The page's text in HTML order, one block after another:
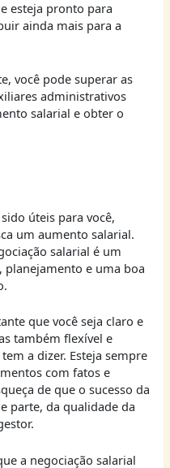
esteja pronto para
ainda mais para a
você pode superar as
administrativos
salarial e obter o
úteis para você,
um aumento salarial.
salarial é um
planejamento e uma boa
que você seja claro e
também flexível e
a dizer. Esteja sempre
com fatos e
de que o sucesso da
parte, da qualidade da
a negociação salarial